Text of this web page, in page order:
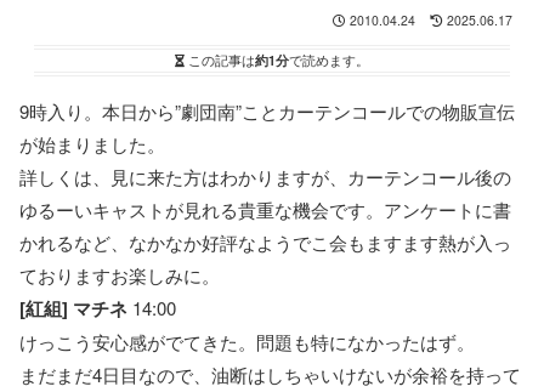
2010.04.24 2025.06.17
この記事は約1分で読めます。
9時入り。本日から”劇団南”ことカーテンコールでの物販宣伝
が始まりました。
詳しくは、見に来た方はわかりますが、カーテンコール後の
ゆるーいキャストが見れる貴重な機会です。アンケートに書
かれるなど、なかなか好評なようでこ会もますます熱が入っ
ておりますお楽しみに。
[紅組] マチネ 14:00
けっこう安心感がでてきた。問題も特になかったはず。
まだまだ4日目なので、油断はしちゃいけないが余裕を持って